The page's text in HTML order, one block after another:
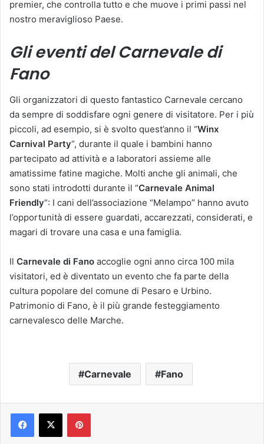
premier, che controlla tutto e che muove i primi passi nel
nostro meraviglioso Paese.
Gli eventi del Carnevale di
Fano
Gli organizzatori di questo fantastico Carnevale cercano
da sempre di soddisfare ogni genere di visitatore. Per i più
piccoli, ad esempio, si è svolto quest’anno il “Winx
Carnival Party“, durante il quale i bambini hanno
partecipato ad attività e a laboratori assieme alle
amatissime fatine magiche. Molti anche gli animali, che
sono stati introdotti durante il “Carnevale Animal
Friendly“: I cani dell’associazione “Melampo” hanno avuto
l’opportunità di essere guardati, accarezzati, considerati, e
magari di trovare una casa e una famiglia.
Il Carnevale di Fano accoglie ogni anno circa 100 mila
visitatori, ed è diventato un evento che fa parte della
cultura popolare del comune di Pesaro e Urbino.
Patrimonio di Fano, è il più grande festeggiamento
carnevalesco delle Marche.
Carnevale Fano
Pinterest